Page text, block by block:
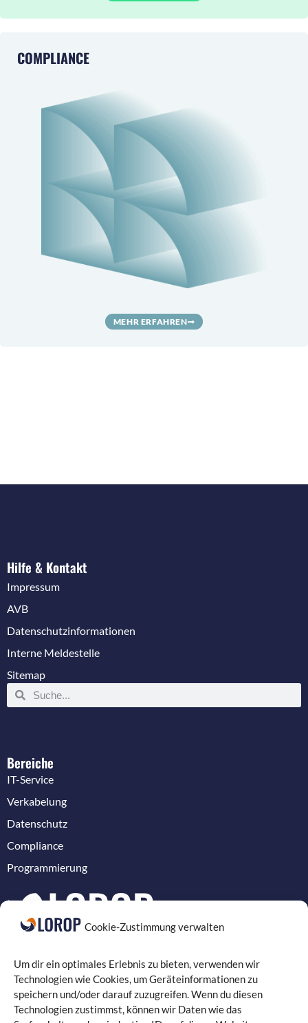
Cookie-Zustimmung verwalten
Um dir ein optimales Erlebnis zu bieten, verwenden wir
Technologien wie Cookies, um Geräteinformationen zu
speichern und/oder darauf zuzugreifen. Wenn du diesen
Technologien zustimmst, können wir Daten wie das
COMPLIANCE
MEHR ERFAHREN
030 330 96 26 0| Fax: 030 330 96 26 29kontakt@lorop.de
Guiollettstraße 30 | 60325 Frankfurt am Main069 870 08 21
22| Fax: 069 870 08 21 29 www.itservice-frankfurt.de
Bereiche
IT-Service
Verkabelung
Datenschutz
Compliance
Programmierung
Hilfe & Kontakt
Impressum
AVB
Datenschutzinformationen
Interne Meldestelle
Sitemap